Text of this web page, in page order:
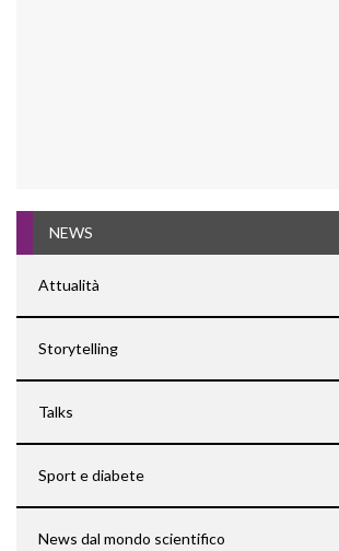
NEWS
Attualità
Storytelling
Talks
Sport e diabete
News dal mondo scientifico